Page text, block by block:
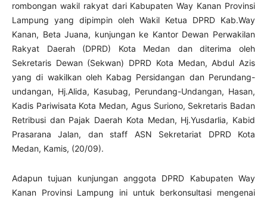
rombongan wakil rakyat dari Kabupaten Way Kanan Provinsi
Lampung yang dipimpin oleh Wakil Ketua DPRD Kab.Way
Kanan, Beta Juana, kunjungan ke Kantor Dewan Perwakilan
Rakyat Daerah (DPRD) Kota Medan dan diterima oleh
Sekretaris Dewan (Sekwan) DPRD Kota Medan, Abdul Azis
yang di wakilkan oleh Kabag Persidangan dan Perundang-
undangan, Hj.Alida, Kasubag, Perundang-Undangan, Hasan,
Kadis Pariwisata Kota Medan, Agus Suriono, Sekretaris Badan
Retribusi dan Pajak Daerah Kota Medan, Hj.Yusdarlia, Kabid
Prasarana Jalan, dan staff ASN Sekretariat DPRD Kota
Medan, Kamis, (20/09).
Adapun tujuan kunjungan anggota DPRD Kabupaten Way
Kanan Provinsi Lampung ini untuk berkonsultasi mengenai